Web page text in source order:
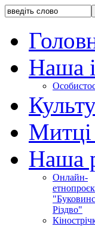
Наша
Наша
Онлайн-
Різдво"